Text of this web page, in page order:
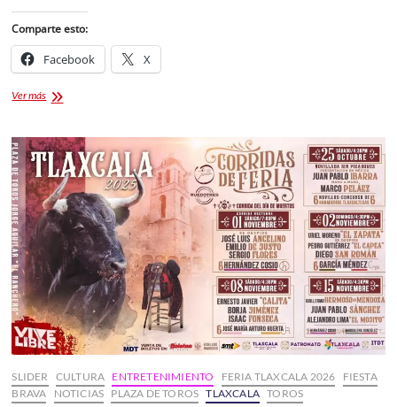
Comparte esto:
Facebook X
Ver másLa
2026
Cartelera,
costos,
y
todos
los
detalles
la
edición
2025
SLIDER CULTURA ENTRETENIMIENTO FERIA TLAXCALA 2026
FIESTA
BRAVA
NOTICIAS PLAZA DE TOROS TLAXCALA TOROS